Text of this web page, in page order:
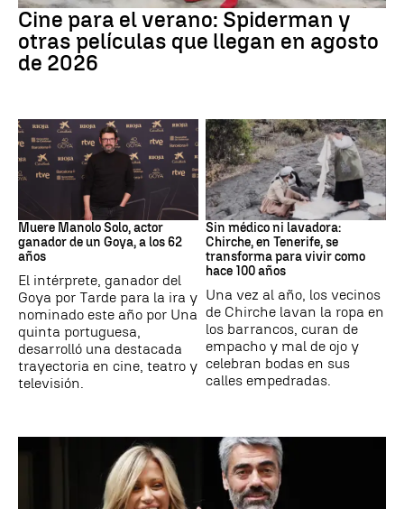
Cine para el verano: Spiderman y
otras películas que llegan en agosto
de 2026
Actor
Muere Manolo Solo, actor
ganador de un Goya, a los 62
años
El intérprete, ganador del
Goya por Tarde para la ira y
nominado este año por Una
quinta portuguesa,
desarrolló una destacada
trayectoria en cine, teatro y
televisión.
Canarias
Sin médico ni lavadora:
Chirche, en Tenerife, se
transforma para vivir como
hace 100 años
Una vez al año, los vecinos
de Chirche lavan la ropa en
los barrancos, curan de
empacho y mal de ojo y
celebran bodas en sus
calles empedradas.